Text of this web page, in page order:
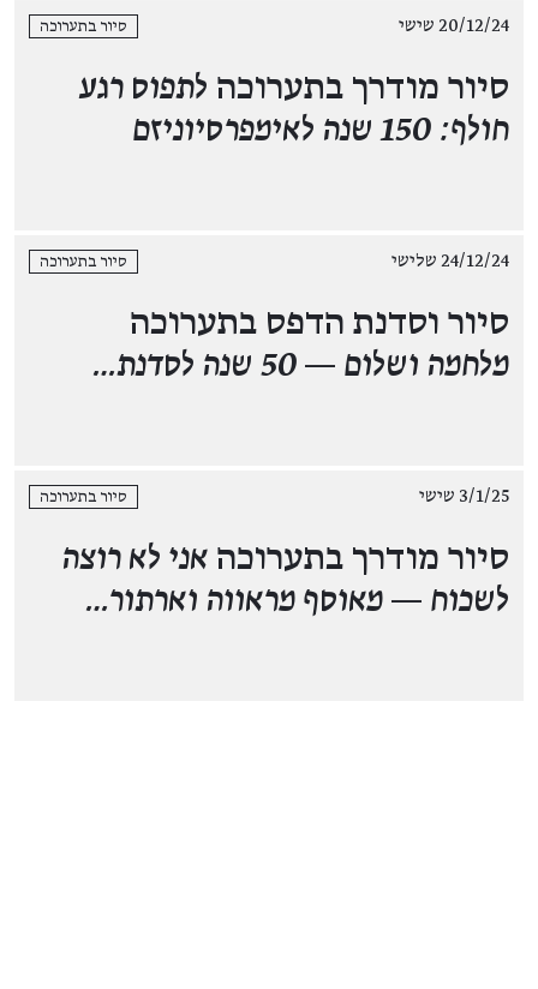
20/12/24 שישי סיור בתערוכה
סיור מודרך בתערוכה לתפוס רגע
חולף: 150 שנה לאימפרסיוניזם
24/12/24 שלישי סיור בתערוכה
סיור וסדנת הדפס בתערוכה
מלחמה ושלום — 50 שנה לסדנת…
3/1/25 שישי סיור בתערוכה
סיור מודרך בתערוכה אני לא רוצה
לשכוח — מאוסף מראווה וארתור…